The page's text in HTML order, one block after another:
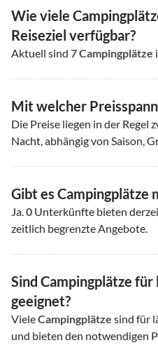
Wie viele
Reiseziel verfügbar?
Aktuell sind 7Campingplätze
Mit welcher
Die Preise liegen in der Regel
Nacht, abhängig von Saison,
Gibt es Campingplätze
Ja.0 Unterkünfte bieten
zeitlich begrenzte Angebote.
Sind Campingplätze
geeignet?
VieleCampingplätze sind für
und bieten den notwendigen